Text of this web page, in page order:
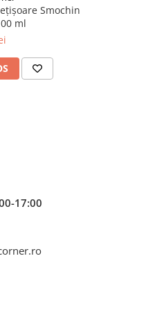
Smochin
ml
17:00